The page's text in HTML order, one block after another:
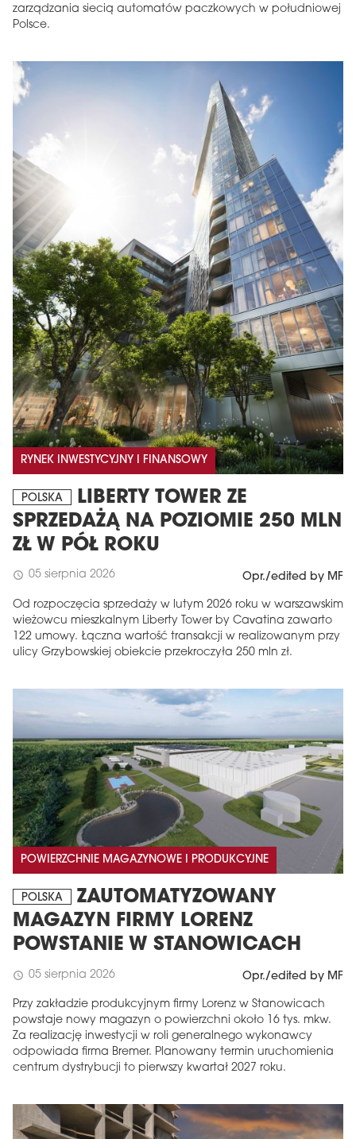
zarządzania siecią automatów paczkowych w południowej
Polsce.
RYNEK INWESTYCYJNY I FINANSOWY
POLSKA
LIBERTY TOWER ZE
SPRZEDAŻĄ NA POZIOMIE 250 MLN
ZŁ W PÓŁ ROKU
schedule 05 sierpnia 2026 Opr./edited by MF
Od rozpoczęcia sprzedaży w lutym 2026 roku w warszawskim
wieżowcu mieszkalnym Liberty Tower by Cavatina zawarto
122 umowy. Łączna wartość transakcji w realizowanym przy
ulicy Grzybowskiej obiekcie przekroczyła 250 mln zł.
POWIERZCHNIE MAGAZYNOWE I PRODUKCYJNE
POLSKA
ZAUTOMATYZOWANY
MAGAZYN FIRMY LORENZ
POWSTANIE W STANOWICACH
schedule 05 sierpnia 2026 Opr./edited by MF
Przy zakładzie produkcyjnym firmy Lorenz w Stanowicach
powstaje nowy magazyn o powierzchni około 16 tys. mkw.
Za realizację inwestycji w roli generalnego wykonawcy
odpowiada firma Bremer. Planowany termin uruchomienia
centrum dystrybucji to pierwszy kwartał 2027 roku.